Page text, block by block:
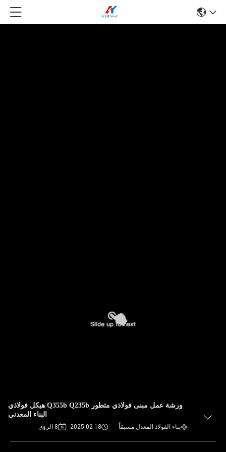
ورشة عمل مبنى فولاذي متطور Q355b Q235b هيكل فولاذي
البناء المعدني
بناء الفولاذ المعدل مسبقاً 2025-02-18 8 الرؤى